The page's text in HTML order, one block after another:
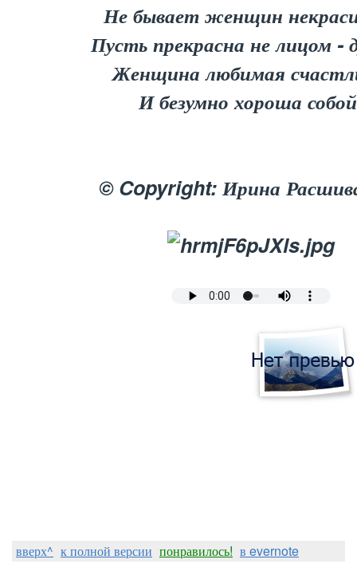
Не бывает женщин
Пусть прекрасна не лицом -
Женщина любимая
И безумно хороша
© Copyright: Ирина
вверх^ к полной версии понравилось! в evernote